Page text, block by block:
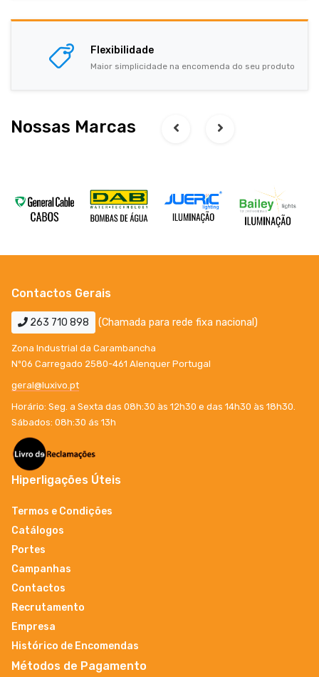
Flexibilidade
Maior simplicidade na encomenda do seu produto
Nossas Marcas
Contactos Gerais
263 710 898 (Chamada para rede fixa nacional)
Zona Industrial da Carambancha
Nº06 Carregado 2580-461 Alenquer Portugal
geral@luxivo.pt
Horário: Seg. a Sexta das 08h:30 às 12h30 e das 14h30 às 18h30.
Sábados: 08h:30 ás 13h
Hiperligações Úteis
Termos e Condições
Catálogos
Portes
Campanhas
Contactos
Recrutamento
Empresa
Histórico de Encomendas
Métodos de Pagamento